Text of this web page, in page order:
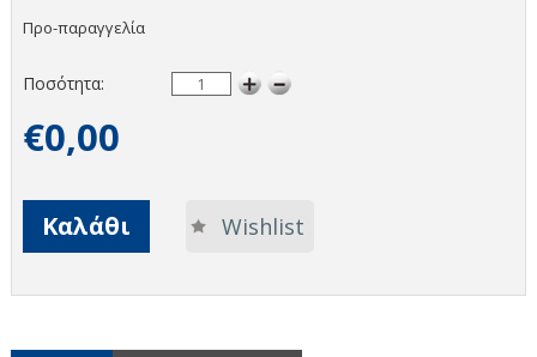
Προ-παραγγελία
Ποσότητα:
€0,00
Καλάθι Wishlist